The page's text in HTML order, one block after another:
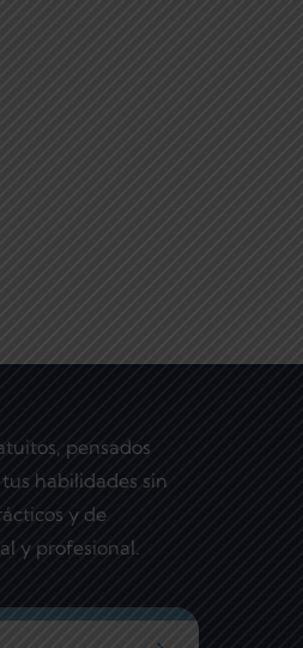
pensados
habilidades sin
y de
y profesional.